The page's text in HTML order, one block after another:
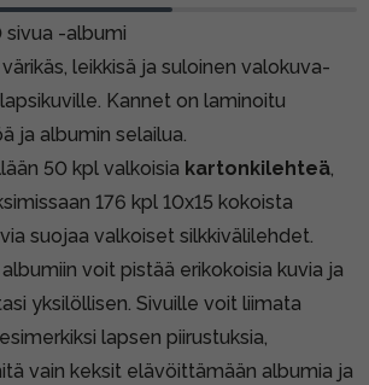
sivua -albumi
leikkisä ja suloinen valokuva-
Kannet on laminoitu
ja albumin selailua.
50 kpl valkoisia kartonkilehteä,
176 kpl 10x15 kokoista
suojaa valkoiset silkkivälilehdet.
voit pistää erikokoisia kuvia ja
yksilöllisen. Sivuille voit liimata
lapsen piirustuksia,
vain keksit elävöittämään albumia ja